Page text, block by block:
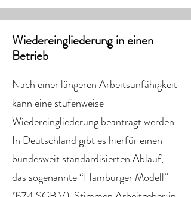
Wiedereingliederung in einen
Betrieb
Nach einer längeren Arbeitsunfähigkeit
kann eine stufenweise
Wiedereingliederung beantragt werden.
In Deutschland gibt es hierfür einen
bundesweit standardisierten Ablauf,
das sogenannte “Hamburger Modell”